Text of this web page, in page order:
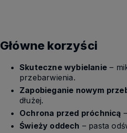
Główne korzyści
Skuteczne wybielanie –
przebarwienia.
Zapobieganie nowym
dłużej.
Ochrona przed próchnicą
Świeży oddech – pasta